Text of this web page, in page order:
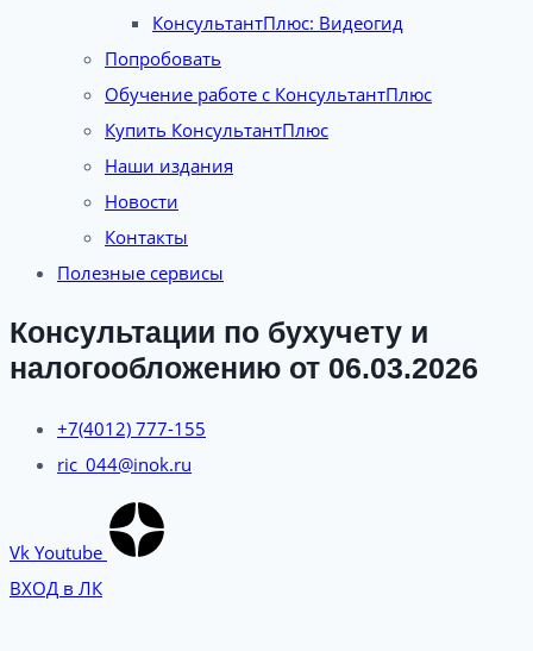
КонсультантПлюс: Видеогид
Попробовать
Обучение работе с КонсультантПлюс
Купить КонсультантПлюс
Наши издания
Новости
Контакты
Полезные сервисы
Консультации по бухучету и
налогообложению от 06.03.2026
+7(4012) 777-155
ric_044@inok.ru
Vk Youtube
ВХОД в ЛК